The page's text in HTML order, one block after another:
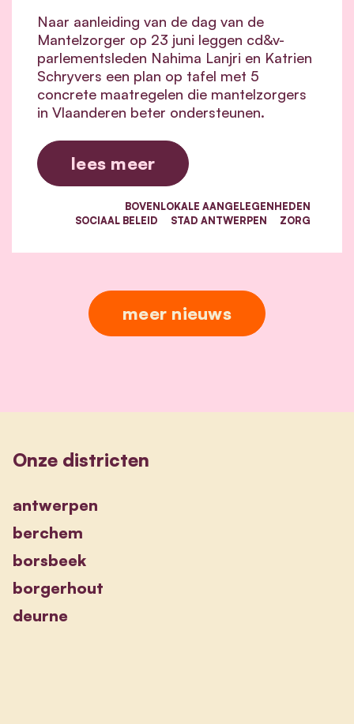
Naar aanleiding van de dag van de
Mantelzorger op 23 juni leggen cd&v-
parlementsleden Nahima Lanjri en Katrien
Schryvers een plan op tafel met 5
concrete maatregelen die mantelzorgers
in Vlaanderen beter ondersteunen.
lees meer
BOVENLOKALE AANGELEGENHEDEN
SOCIAAL BELEID
STAD ANTWERPEN ZORG
meer nieuws
Onze districten
antwerpen
berchem
borsbeek
borgerhout
deurne